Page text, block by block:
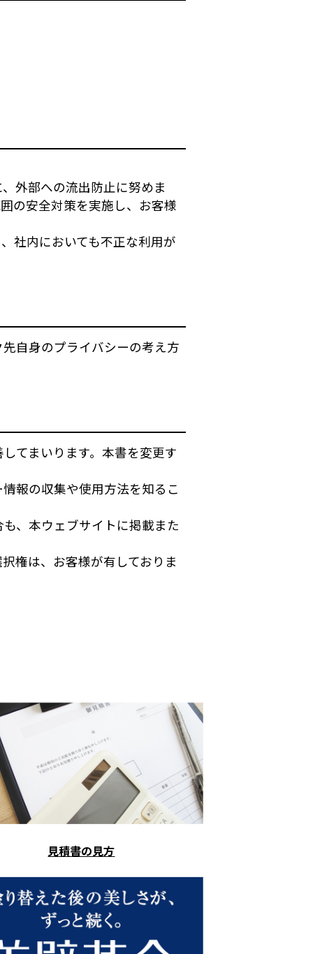
外部への流出防止に努めま
の安全対策を実施し、お客様
社内においても不正な利用が
自身のプライバシーの考え方
てまいります。本書を変更す
報の収集や使用方法を知るこ
、本ウェブサイトに掲載また
権は、お客様が有しておりま
見積書の見方